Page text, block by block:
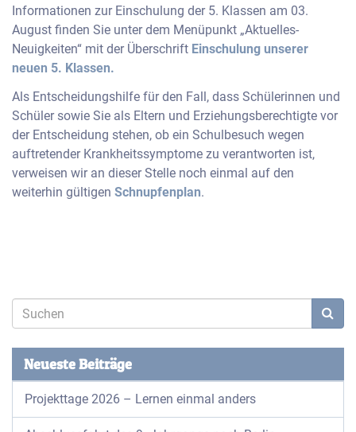
Informationen zur Einschulung der 5. Klassen am 03.
August finden Sie unter dem Menüpunkt „Aktuelles-
Neuigkeiten“ mit der Überschrift Einschulung unserer
neuen 5. Klassen.
Als Entscheidungshilfe für den Fall, dass Schülerinnen und
Schüler sowie Sie als Eltern und Erziehungsberechtigte vor
der Entscheidung stehen, ob ein Schulbesuch wegen
auftretender Krankheitssymptome zu verantworten ist,
verweisen wir an dieser Stelle noch einmal auf den
weiterhin gültigen Schnupfenplan.
Neueste Beiträge
Projekttage 2026 – Lernen einmal anders